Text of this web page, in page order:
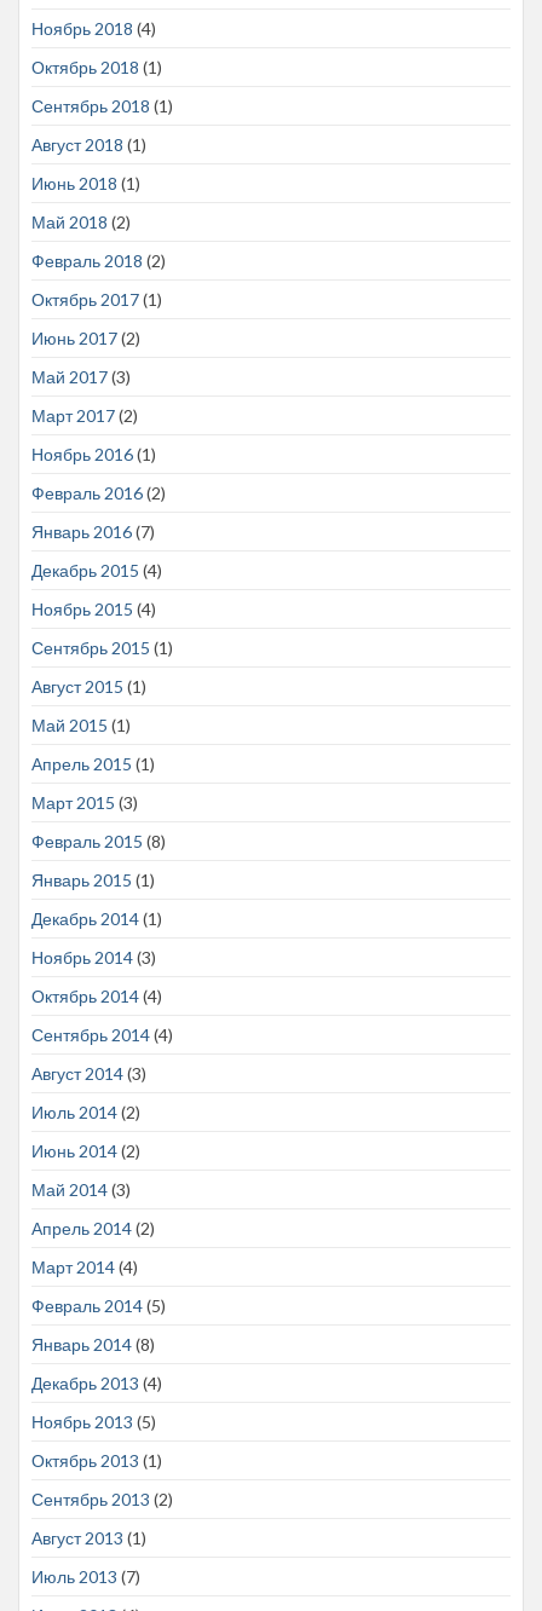
Ноябрь 2018 (4)
Октябрь 2018 (1)
Сентябрь 2018 (1)
Август 2018 (1)
Июнь 2018 (1)
Май 2018 (2)
Февраль 2018 (2)
Октябрь 2017(1)
Июнь 2017(2)
Май 2017(3)
Март 2017(2)
Ноябрь 2016(1)
Февраль 2016(2)
Январь 2016(7)
Декабрь 2015 (4)
Ноябрь 2015 (4)
Сентябрь 2015 (1)
Август 2015 (1)
Май 2015 (1)
Апрель 2015 (1)
Март 2015 (3)
Февраль 2015 (8)
Январь 2015 (1)
Декабрь 2014(1)
Ноябрь 2014(3)
Октябрь 2014(4)
Сентябрь 2014(4)
Август 2014(3)
Июль 2014(2)
Июнь 2014(2)
Май 2014(3)
Апрель 2014(2)
Март 2014(4)
Февраль 2014(5)
Январь 2014(8)
Декабрь 2013 (4)
Ноябрь 2013 (5)
Октябрь 2013 (1)
Сентябрь 2013 (2)
Август 2013 (1)
Июль 2013 (7)